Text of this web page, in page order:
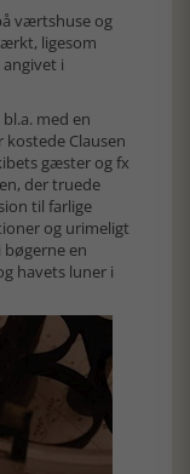
værtshuse og
ligesom
i
med en
Clausen
gæster og fx
der truede
til farlige
og urimeligt
bøgerne en
havets luner i